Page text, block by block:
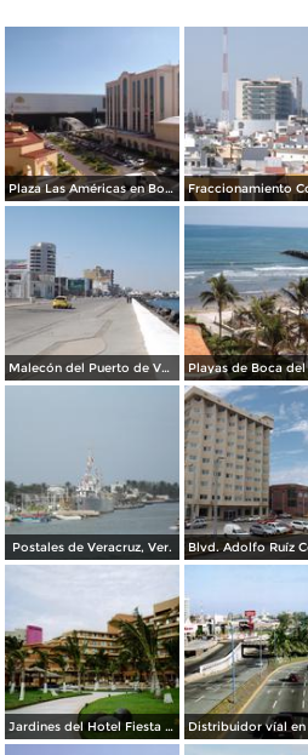
Plaza Las Américas en Boca del Río. Noviembre/2017
Malecón del Puerto de Veracruz. Enero/2013
Postales de Veracruz, Ver.
Jardines del Hotel Fiesta Americana. Boca del Río. 2006